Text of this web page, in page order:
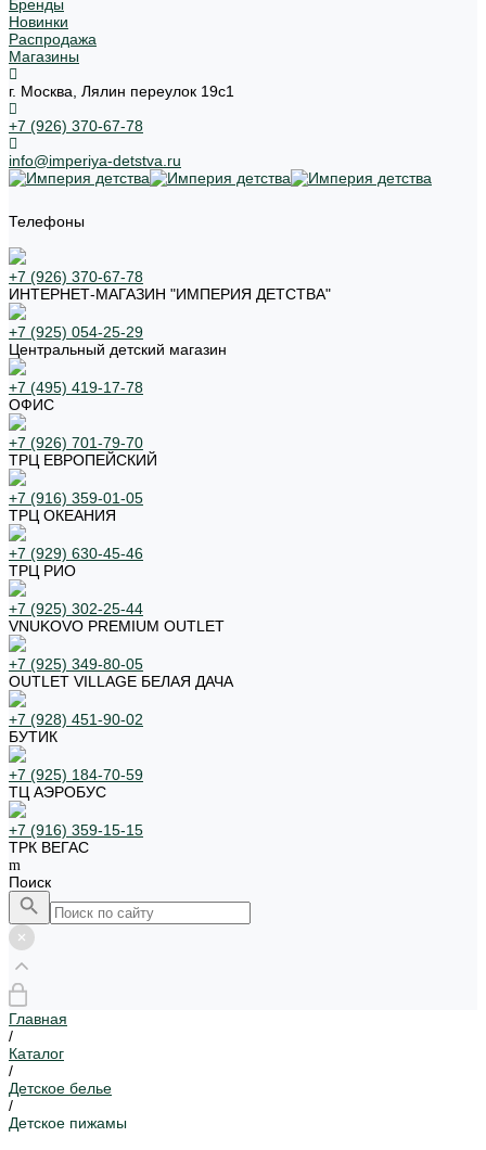
Бренды
Новинки
Распродажа
Магазины
г. Москва, Лялин переулок 19с1
+7 (926) 370-67-78
info@imperiya-detstva.ru
Телефоны
+7 (926) 370-67-78
ИНТЕРНЕТ-МАГАЗИН "ИМПЕРИЯ ДЕТСТВА"
+7 (925) 054-25-29
Центральный детский магазин
+7 (495) 419-17-78
ОФИС
+7 (926) 701-79-70
ТРЦ ЕВРОПЕЙСКИЙ
+7 (916) 359-01-05
ТРЦ ОКЕАНИЯ
+7 (929) 630-45-46
ТРЦ РИО
+7 (925) 302-25-44
VNUKOVO PREMIUM OUTLET
+7 (925) 349-80-05
OUTLET VILLAGE БЕЛАЯ ДАЧА
+7 (928) 451-90-02
БУТИК
+7 (925) 184-70-59
ТЦ АЭРОБУС
+7 (916) 359-15-15
ТРК ВЕГАС
Поиск
Главная
/
Каталог
/
Детское белье
/
Детское пижамы